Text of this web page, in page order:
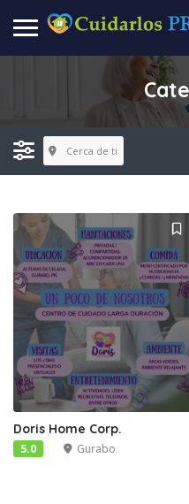
Cerca de ti
Doris Home Corp.
5.0 Gurabo